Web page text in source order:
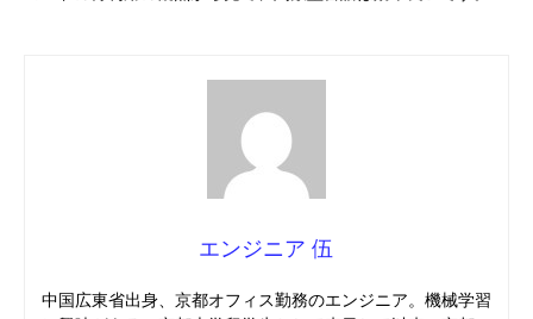
エンジニア 伍
中国広東省出身、京都オフィス勤務のエンジニア。機械学習